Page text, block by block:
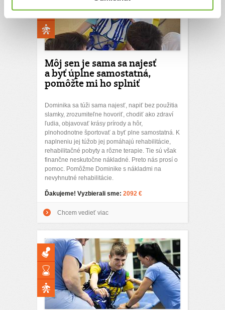
Môj sen je sama sa najesť
a byť úplne samostatná,
pomôžte mi ho splniť
Dominika sa túži sama najesť, napiť bez použitia
slamky, zrozumiteľne hovoriť, chodiť ako zdraví
ľudia, objavovať krásy prírody a hôr,
plnohodnotne športovať a byť plne samostatná. K
naplneniu jej túžob jej pomáhajú rehabilitácie,
rehabilitačné pobyty a rôzne terapie. Tie sú však
finančne neskutočne nákladné. Preto nás prosí o
pomoc. Pomôžme Dominike s nákladmi na
nevyhnutné rehabilitácie.
Ďakujeme! Vyzbierali sme: 2092 €
Chcem vedieť viac